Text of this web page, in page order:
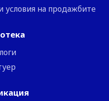
условия на продажбите